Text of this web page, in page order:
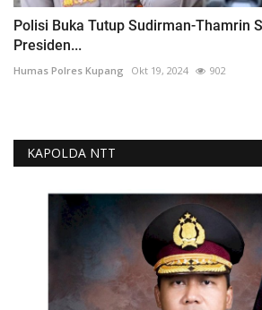
Polisi Buka Tutup Sudirman-Thamrin
Presiden...
Humas Polres Kupang Okt 19, 2024 902
KAPOLDA NTT